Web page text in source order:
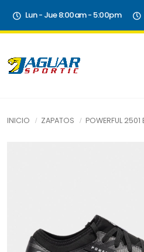
Lun - Jue 8:00am - 5:00pm
INICIO ZAPATOS POWERFUL 2501